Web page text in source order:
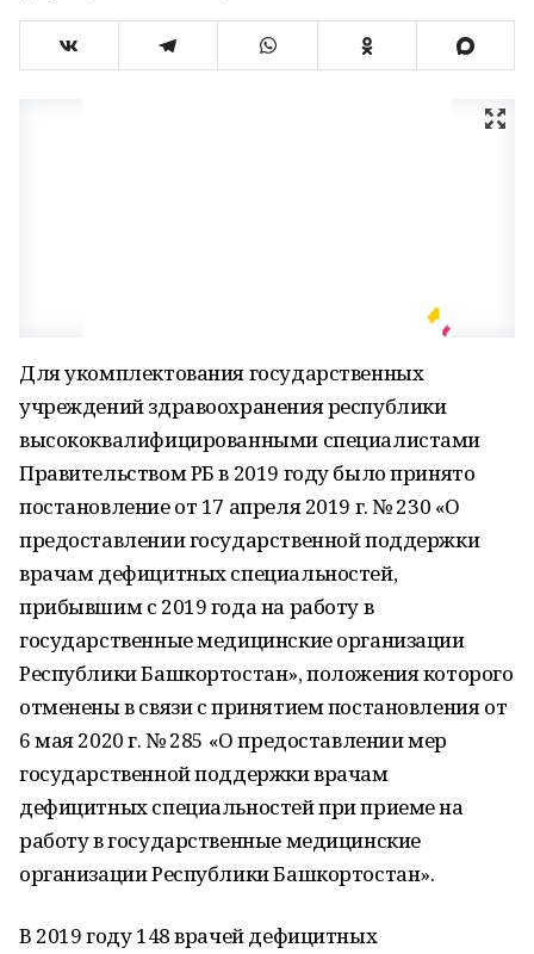
Для укомплектования государственных
учреждений здравоохранения республики
высококвалифицированными специалистами
Правительством РБ в 2019 году было принято
постановление от 17 апреля 2019 г. № 230 «О
предоставлении государственной поддержки
врачам дефицитных специальностей,
прибывшим с 2019 года на работу в
государственные медицинские организации
Республики Башкортостан», положения которого
отменены в связи с принятием постановления от
6 мая 2020 г. № 285 «О предоставлении мер
государственной поддержки врачам
дефицитных специальностей при приеме на
работу в государственные медицинские
организации Республики Башкортостан».
В 2019 году 148 врачей дефицитных